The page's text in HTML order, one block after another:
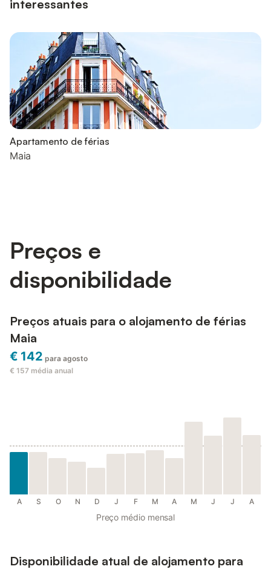
interessantes
Apartamento de férias
Maia
Preços e
disponibilidade
Preços atuais para o alojamento de férias
Maia
€ 142 para agosto
€ 157 média anual
A S O N D J F M A M J J A
Preço médio mensal
Disponibilidade atual de alojamento para